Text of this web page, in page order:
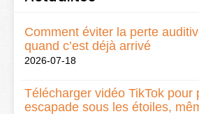
Comment éviter la perte
quand c’est déjà arrivé
2026-07-18
Télécharger vidéo TikTok pour
escapade sous les étoiles,